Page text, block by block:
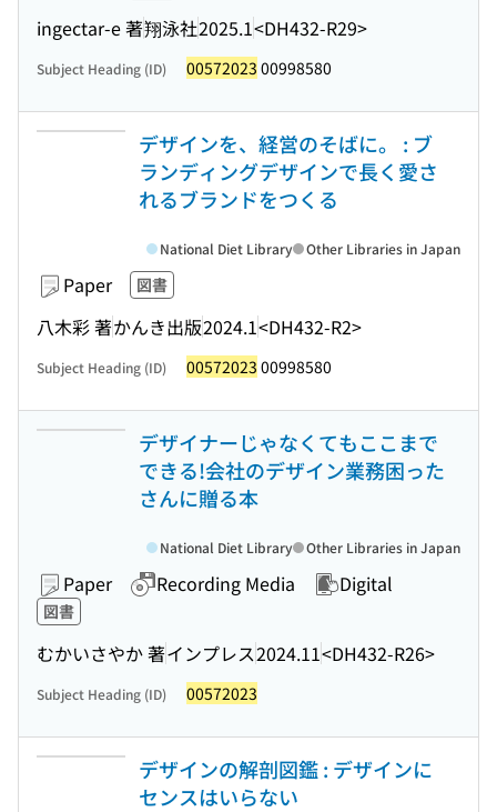
ingectar-e 著翔泳社2025.1<DH432-R29>
Subject Heading (ID) 00572023 00998580
デザインを、経営のそばに。 : ブ
ランディングデザインで長く愛さ
れるブランドをつくる
Paper 図書
八木彩 著かんき出版2024.1<DH432-R2>
National Diet Library Other Libraries in Japan
Subject Heading (ID) 00572023 00998580
デザイナーじゃなくてもここまで
できる!会社のデザイン業務困った
さんに贈る本
Paper Recording Media Digital
図書
むかいさやか 著インプレス2024.11<DH432-R26>
National Diet Library Other Libraries in Japan
Subject Heading (ID) 00572023
デザインの解剖図鑑 : デザインに
センスはいらない